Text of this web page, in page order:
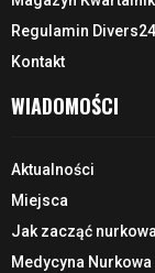
Regulamin
Kontakt
WIADOMOŚCI
Aktualności
Miejsca
Jak zacząć
Medycyna Nurkowa